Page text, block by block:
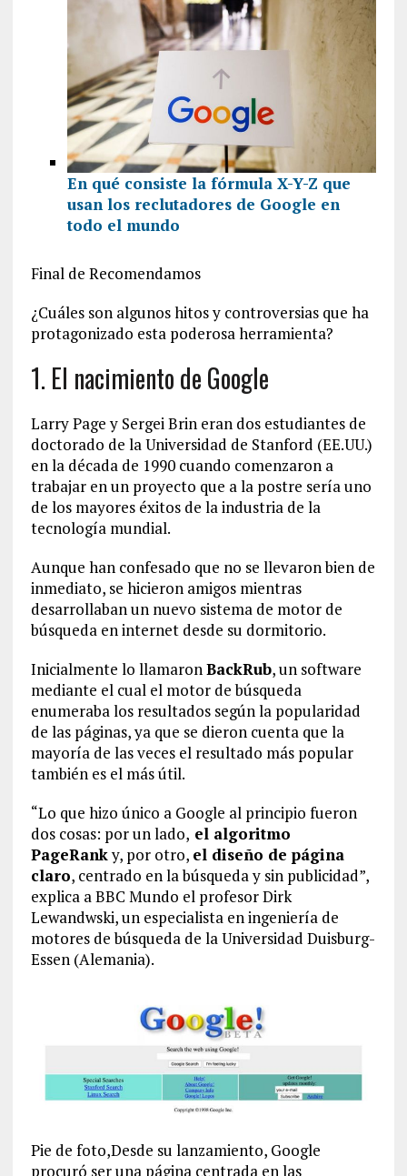
En qué consiste la fórmula X-Y-Z que
usan los reclutadores de Google en
todo el mundo
Final de Recomendamos
¿Cuáles son algunos hitos y controversias que ha
protagonizado esta poderosa herramienta?
1. El nacimiento de Google
Larry Page y Sergei Brin eran dos estudiantes de
doctorado de la Universidad de Stanford (EE.UU.)
en la década de 1990 cuando comenzaron a
trabajar en un proyecto que a la postre sería uno
de los mayores éxitos de la industria de la
tecnología mundial.
Aunque han confesado que no se llevaron bien de
inmediato, se hicieron amigos mientras
desarrollaban un nuevo sistema de motor de
búsqueda en internet desde su dormitorio.
Inicialmente lo llamaronBackRub, un software
mediante el cual el motor de búsqueda
enumeraba los resultados según la popularidad
de las páginas, ya que se dieron cuenta que la
mayoría de las veces el resultado más popular
también es el más útil.
“Lo que hizo único a Google al principio fueron
dos cosas: por un lado, el algoritmo
PageRanky, por otro, el diseño de página
claro, centrado en la búsqueda y sin publicidad”,
explica a BBC Mundo el profesor Dirk
Lewandwski, un especialista en ingeniería de
motores de búsqueda de la Universidad Duisburg-
Essen (Alemania).
Pie de foto,Desde su lanzamiento, Google
procuró ser una página centrada en las